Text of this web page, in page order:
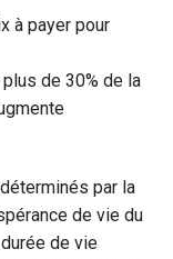
à payer pour
de 30% de la
par la
de vie du
de vie